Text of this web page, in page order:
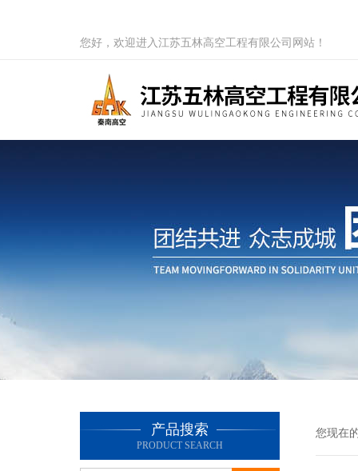
您好，欢迎进入江苏五林高空工程有限公司网站！
产品搜索
PRODUCT SEARCH
您现在